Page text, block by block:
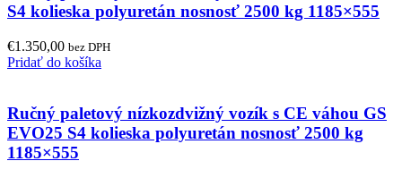
S4 kolieska polyuretán nosnosť 2500 kg 1185×555
€1.350,00 bez DPH
Pridať do košíka
Ručný paletový nízkozdvižný vozík s CE váhou GS
EVO25 S4 kolieska polyuretán nosnosť 2500 kg
1185×555